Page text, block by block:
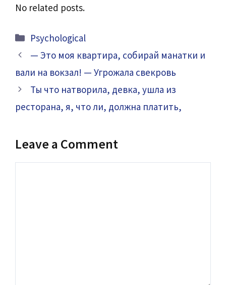
No related posts.
Categories
Psychological
— Это моя квартира, собирай манатки и
вали на вокзал! — Угрожала свекровь
Ты что натворила, девка, ушла из
ресторана, я, что ли, должна платить,
Leave a Comment